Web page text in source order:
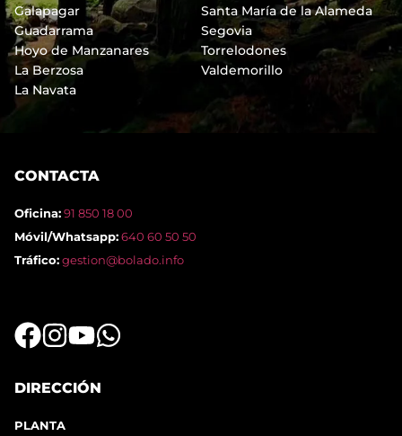
Galapagar
Guadarrama
Hoyo de Manzanares
La Berzosa
La Navata
Santa María de la Alameda
Segovia
Torrelodones
Valdemorillo
CONTACTA
Oficina:91 850 18 00
Móvil/Whatsapp:640 60 50 50
Tráfico:gestion@bolado.info
DIRECCIÓN
PLANTA